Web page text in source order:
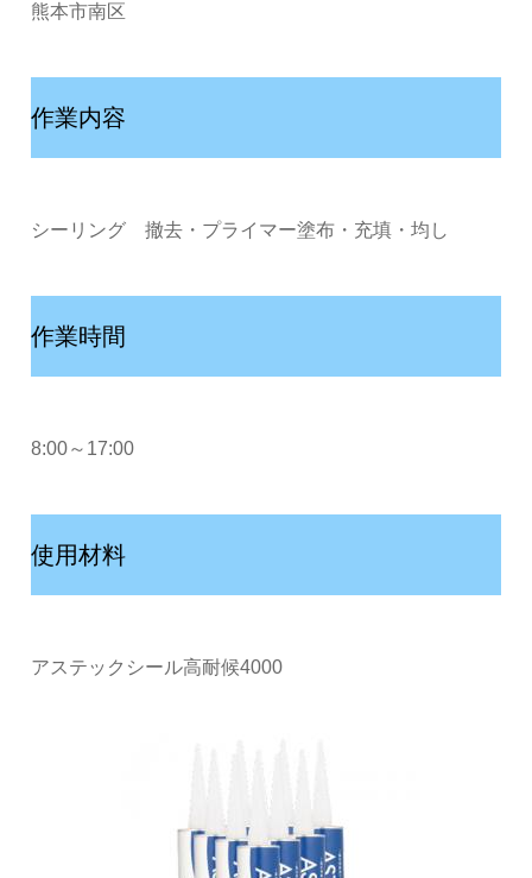
熊本市南区
作業内容
シーリング 撤去・プライマー塗布・充填・均し
作業時間
8:00～17:00
使用材料
アステックシール高耐候4000